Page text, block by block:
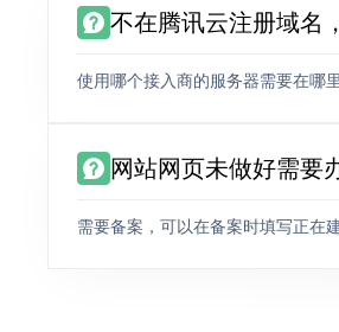
不在腾讯云注册域名
使用哪个接入商的服务器需要在哪
网站网页未做好需要
需要备案，可以在备案时填写正在